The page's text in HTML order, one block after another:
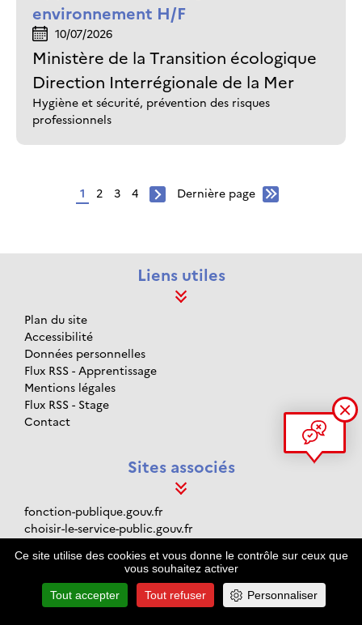
Ce site utilise des cookies et vous donne le contrôle sur ceux que
vous souhaitez activer
Tout accepter Tout refuser Personnaliser
environnement H/F
10/07/2026
Ministère de la Transition écologique
Direction Interrégionale de la Mer
Hygiène et sécurité, prévention des risques
professionnels
Pagination
Page
1 Page
2 Page
3 Page
4
PageDernière
Dernière page
Liens utiles
Plan du site
Accessibilité
Données personnelles
Flux RSS - Apprentissage
Mentions légales
Flux RSS - Stage
Contact
Sites associés
fonction-publique.gouv.fr
choisir-le-service-public.gouv.fr
gouvernement.fr
legifrance.gouv.fr
service-public.fr